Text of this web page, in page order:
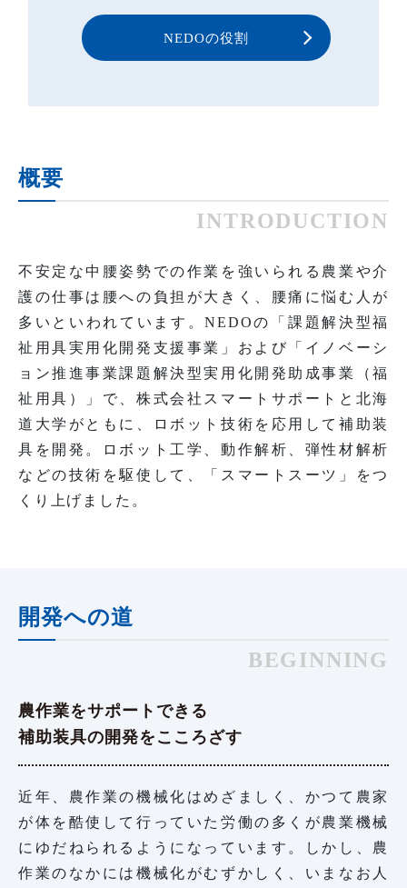
NEDOの役割
概要
INTRODUCTION
不安定な中腰姿勢での作業を強いられる農業や介
護の仕事は腰への負担が大きく、腰痛に悩む人が
多いといわれています。NEDOの「課題解決型福
祉用具実用化開発支援事業」および「イノベーシ
ョン推進事業課題解決型実用化開発助成事業（福
祉用具）」で、株式会社スマートサポートと北海
道大学がともに、ロボット技術を応用して補助装
具を開発。ロボット工学、動作解析、弾性材解析
などの技術を駆使して、「スマートスーツ」をつ
くり上げました。
開発への道
BEGINNING
農作業をサポートできる
補助装具の開発をこころざす
近年、農作業の機械化はめざましく、かつて農家
が体を酷使して行っていた労働の多くが農業機械
にゆだねられるようになっています。しかし、農
作業のなかには機械化がむずかしく、いまなお人